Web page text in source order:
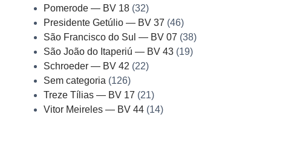
Pomerode — BV 18(32)
Presidente Getúlio — BV 37 (46)
São Francisco do Sul — BV 07 (38)
São João do Itaperiú — BV 43(19)
Schroeder — BV 42 (22)
Sem categoria (126)
Treze Tílias — BV 17 (21)
Vitor Meireles — BV 44(14)